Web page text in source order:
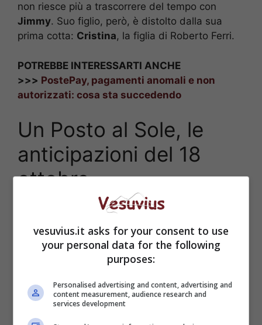
non riesce più a trascorrere del tempo con
Jimmy. Suo figlio, però, è distolto dalla sua
prima cotta: Cristina, la figlia di Roberto Ferri.
POTREBBE INTERESSARTI ANCHE
>>> PostePay, pagamenti anomali e non
autorizzati: cosa sta succedendo
Un Posto al Sole, le
anticipazioni del 18
ottobre
vesuvius.it asks for your consent to use
your personal data for the following
purposes:
Personalised advertising and content, advertising and
content measurement, audience research and
services development